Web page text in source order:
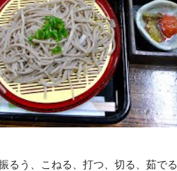
るう、こねる、打つ、切る、茹で